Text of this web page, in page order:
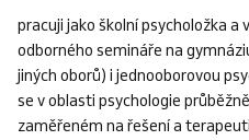
pracuji jako školní psycholožka a
odborného semináře na
jiných oborů) i jednooborovou
se v oblasti psychologie
zaměřeném na řešení a